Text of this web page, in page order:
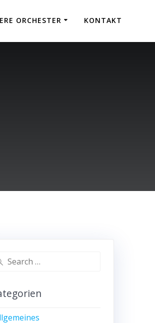
ORCHESTER KONTAKT